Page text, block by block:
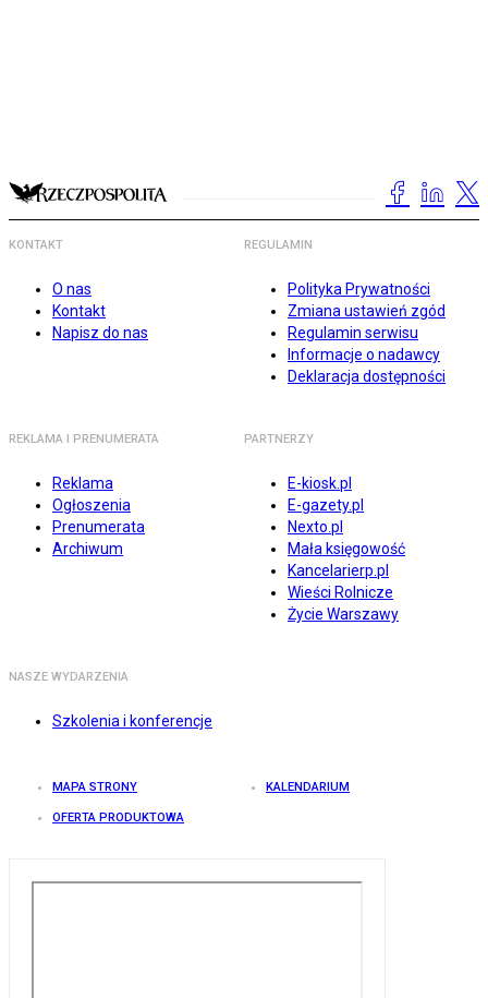
KONTAKT
O nas
Kontakt
Napisz do nas
REGULAMIN
Polityka Prywatności
Zmiana ustawień zgód
Regulamin serwisu
Informacje o nadawcy
Deklaracja dostępności
REKLAMA I PRENUMERATA
Reklama
Ogłoszenia
Prenumerata
Archiwum
PARTNERZY
E-kiosk.pl
E-gazety.pl
Nexto.pl
Mała księgowość
Kancelarierp.pl
Wieści Rolnicze
Życie Warszawy
NASZE WYDARZENIA
Szkolenia i konferencje
MAPA STRONY KALENDARIUM
OFERTA PRODUKTOWA